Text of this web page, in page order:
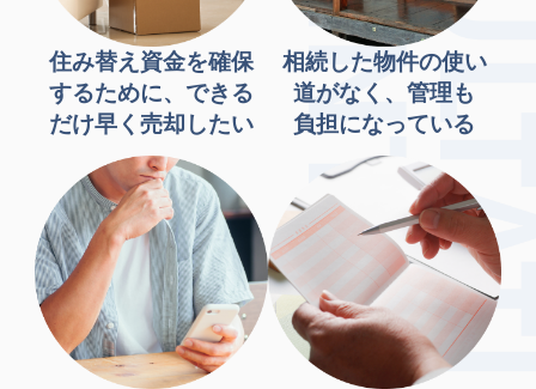
住み替え資金を確保
するために、できる
だけ早く売却したい
相続した物件の使い
道がなく、管理も
負担になっている